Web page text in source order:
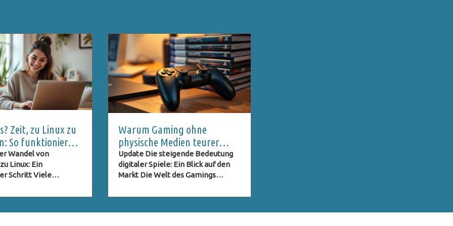
Zeit, zu Linux zu
So funktioniert
Wandel von
Linux: Ein
Schritt Viele
der Entscheidung,
Warum Gaming ohne
physische Medien teurer
wird: Ein kritischer Blick
Update Die steigende Bedeutung
digitaler Spiele: Ein Blick auf den
Markt Die Welt des Gamings
Trend zur Digitalisierung sich